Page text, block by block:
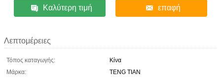
Καλύτερη τιμή επαφή
Λεπτομέρειες
Τόπος καταγωγής:
Κίνα
Μάρκα:
TENG TIAN